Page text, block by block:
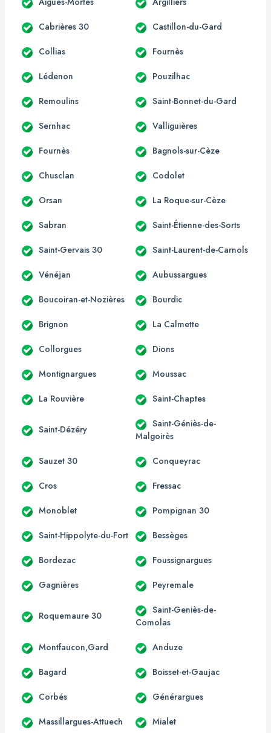
Cabrières 30 Castillon-du-Gard
Collias Fournès
Lédenon Pouzilhac
Remoulins Saint-Bonnet-du-Gard
Sernhac Valliguières
Fournès Bagnols-sur-Cèze
Chusclan Codolet
Orsan La Roque-sur-Cèze
Sabran Saint-Étienne-des-Sorts
Saint-Gervais 30 Saint-Laurent-de-Carnols
Vénéjan Aubussargues
Boucoiran-et-Nozières Bourdic
Brignon La Calmette
Collorgues Dions
Montignargues Moussac
La Rouvière Saint-Chaptes
Saint-Dézéry
Saint-Géniès-de-
Malgoirès
Sauzet 30 Conqueyrac
Cros Fressac
Monoblet Pompignan 30
Saint-Hippolyte-du-Fort Bessèges
Bordezac Foussignargues
Gagnières Peyremale
Roquemaure 30
Saint-Geniès-de-
Comolas
Montfaucon,Gard Anduze
Bagard Boisset-et-Gaujac
Corbés Générargues
Massillargues-Attuech Mialet